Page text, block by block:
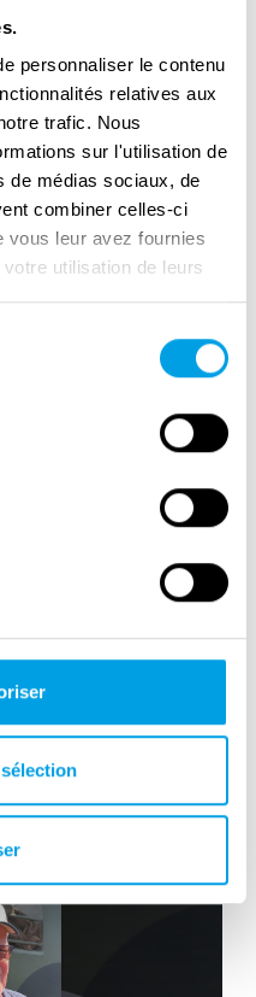
personnaliser le contenu
relatives aux
trafic. Nous
sur l'utilisation de
de médias sociaux, de
combiner celles-ci
vous leur avez fournies
utilisation de leurs
May 8, 1945